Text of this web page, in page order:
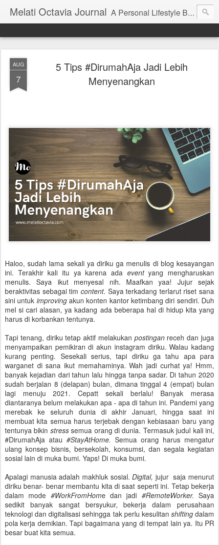
Melati Octavia Journal A Personal Lifestyle Blog | Blog Pengembangan Diri, Finansial, Traveling, dan Pendidikan
AUG
7
5 Tips #DirumahAja Jadi Lebih
Menyenangkan
Haloo, sudah lama sekali ya diriku ga menulis di blog kesayangan
ini. Terakhir kali itu ya karena ada eventyang mengharuskan
menulis. Saya ikut menyesal nih. Maafkan yaa! Jujur sejak
beraktivitas sebagai tim content. Saya terkadang terlarut riset sana
sini untuk improvingakun konten kantor ketimbang diri sendiri. Duh
mel si cari alasan, ya kadang ada beberapa hal di hidup kita yang
harus di korbankan tentunya.
Tapi tenang, diriku tetap aktif melakukan postingan receh dan juga
menyampaikan pemikiran di akun instagram diriku. Walau kadang
kurang penting. Sesekali serius, tapi diriku ga tahu apa para
warganet di sana ikut memahaminya. Wah jadi curhat ya! Hmm,
banyak kejadian dari tahun lalu hingga tanpa sadar. Di tahun 2020
sudah berjalan 8 (delapan) bulan, dimana tinggal 4 (empat) bulan
lagi menuju 2021. Cepatt sekali berlalu! Banyak merasa
diantaranya belum melakukan apa - apa di tahun ini. Pandemi yang
merebak ke seluruh dunia di akhir Januari, hingga saat ini
membuat kita semua harus terjebak dengan kebiasaan baru yang
tentunya bikin stresssemua orang di dunia. Termasuk judul kali ini,
#DirumahAja atau #StayAtHome. Semua orang harus mengatur
ulang konsep bisnis, bersekolah, konsumsi, dan segala kegiatan
sosial lain di muka bumi. Yaps! Di muka bumi.
Apalagi manusia adalah makhluk sosial.Digital, jujur saja menurut
diriku benar- benar membantu kita di saat seperti ini. Tetap bekerja
dalam mode #WorkFromHome dan jadi #RemoteWorker.Saya
sedikit banyak sangat bersyukur, bekerja dalam perusahaan
teknologi dan digitalisasi sehingga tak perlu kesulitan shiftingdalam
pola kerja demikian. Tapi bagaimana yang di tempat lain ya. Itu PR
besar buat kita semua.